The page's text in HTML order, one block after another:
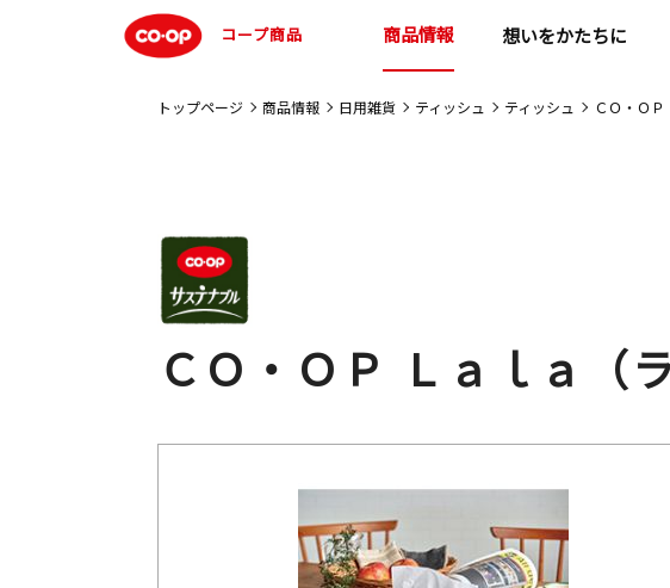
コープ商品 商品情報 想いをかたちに
トップページ 商品情報 日用雑貨 ティッシュ ティッシュ ＣＯ・Ｏ
ＣＯ・ＯＰ Ｌａｌａ